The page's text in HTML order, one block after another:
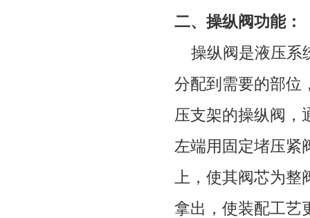
二、操纵阀功能：
操纵阀是液压系
分配到需要的部位
压支架的操纵阀，
左端用固定堵压紧
上，使其阀芯为整
拿出，使装配工艺